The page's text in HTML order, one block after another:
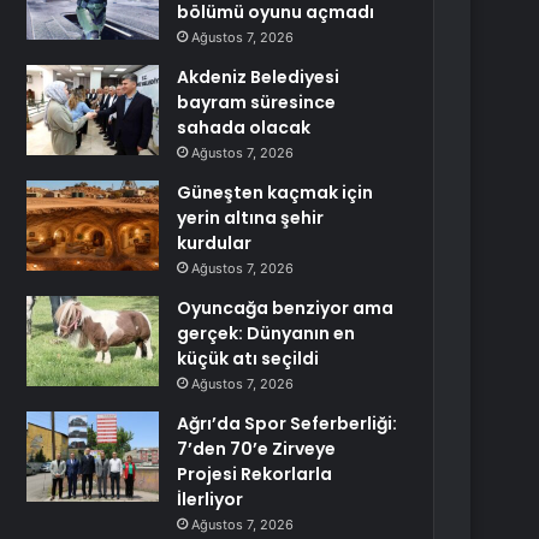
bölümü oyunu açmadı
Ağustos 7, 2026
Akdeniz Belediyesi
bayram süresince
sahada olacak
Ağustos 7, 2026
Güneşten kaçmak için
yerin altına şehir
kurdular
Ağustos 7, 2026
Oyuncağa benziyor ama
gerçek: Dünyanın en
küçük atı seçildi
Ağustos 7, 2026
Ağrı’da Spor Seferberliği:
7’den 70’e Zirveye
Projesi Rekorlarla
İlerliyor
Ağustos 7, 2026